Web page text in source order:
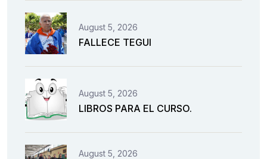
August 5, 2026
FALLECE TEGUI
August 5, 2026
LIBROS PARA EL CURSO.
August 5, 2026